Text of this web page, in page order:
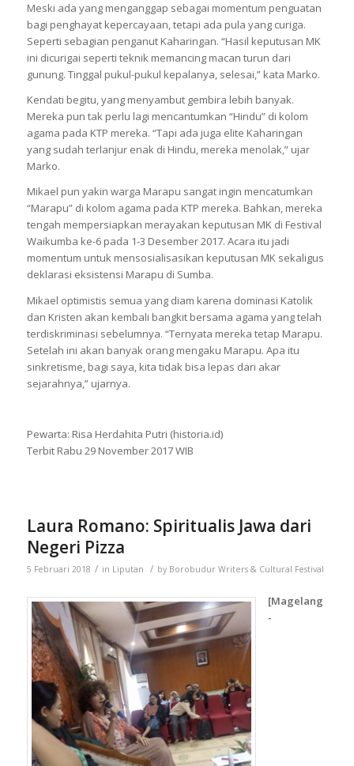
Meski ada yang menganggap sebagai momentum penguatan
bagi penghayat kepercayaan, tetapi ada pula yang curiga.
Seperti sebagian penganut Kaharingan. “Hasil keputusan MK
ini dicurigai seperti teknik memancing macan turun dari
gunung. Tinggal pukul-pukul kepalanya, selesai,” kata Marko.
Kendati begitu, yang menyambut gembira lebih banyak.
Mereka pun tak perlu lagi mencantumkan “Hindu” di kolom
agama pada KTP mereka. “Tapi ada juga elite Kaharingan
yang sudah terlanjur enak di Hindu, mereka menolak,” ujar
Marko.
Mikael pun yakin warga Marapu sangat ingin mencatumkan
“Marapu” di kolom agama pada KTP mereka. Bahkan, mereka
tengah mempersiapkan merayakan keputusan MK di Festival
Waikumba ke-6 pada 1-3 Desember 2017. Acara itu jadi
momentum untuk mensosialisasikan keputusan MK sekaligus
deklarasi eksistensi Marapu di Sumba.
Mikael optimistis semua yang diam karena dominasi Katolik
dan Kristen akan kembali bangkit bersama agama yang telah
terdiskriminasi sebelumnya. “Ternyata mereka tetap Marapu.
Setelah ini akan banyak orang mengaku Marapu. Apa itu
sinkretisme, bagi saya, kita tidak bisa lepas dari akar
sejarahnya,” ujarnya.
Pewarta: Risa Herdahita Putri (historia.id)
Terbit Rabu 29 November 2017 WIB
Laura Romano: Spiritualis Jawa dari
Negeri Pizza
5 Februari 2018 / in Liputan / by Borobudur Writers & Cultural Festival
[Magelang
-